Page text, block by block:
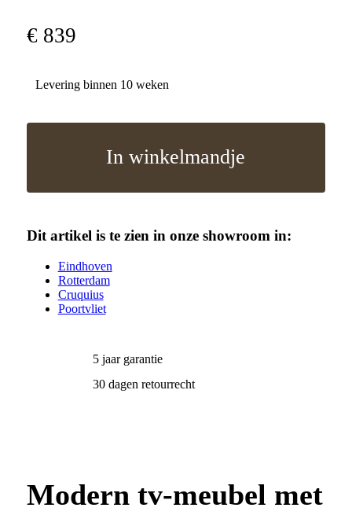
€ 839
Levering binnen 10 weken
In winkelmandje
Dit artikel is te zien in onze showroom in:
Eindhoven
Rotterdam
Cruquius
Poortvliet
5 jaar garantie
30 dagen retourrecht
Modern tv-meubel met